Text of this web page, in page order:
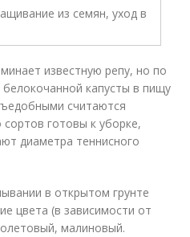
известную репу, но по
белокочанной капусты в пищу
считаются
готовы к уборке,
диаметра теннисного
в открытом грунте
цвета (в зависимости от
малиновый.